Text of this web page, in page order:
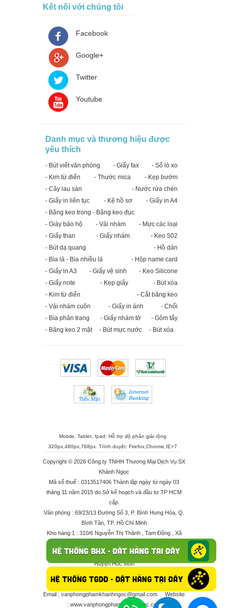
Kết nối với chúng tôi
Facebook
Google+
Twitter
Youtube
Danh mục và thương hiệu được
yêu thích
- Bút viết văn phòng - Giấy fax
- Sổ lò xo
- Kim từ điển
- Thước mica
- Kẹp bướm
- Cây lau sàn
- Nước rửa chén
- Giấy in liên tục
- Kệ hồ sơ
- Giấy in A4
- Băng keo trong - Băng keo đục
- Giày bảo hộ
- Vải nhám
- Mực các loại
- Giấy than
- Giấy nhám
- Keo 502
- Bút dạ quang
- Hồ dán
- Bìa lá - Bìa nhiều lá
- Hộp name card
- Giấy in A3
- Giấy vệ sinh
- Keo Silicone
- Giấy note
- Kẹp giấy
- Bút xóa
- Kim từ điển
- Cắt băng keo
- Vải nhám cuộn
- Giấy in ảnh
- Chổi
- Bìa phân trang
- Giấy nhám tờ
- Gôm tẩy
- Băng keo 2 mặt
- Bút mực nước - Bút xóa
Mobile, Tablet, Ipad: Hỗ trợ độ phân giải rộng
320px,480px,768px. Trình duyệt: Firefox Chrome IE>7
Copyright © 2026 Công ty TNHH Thương Mại Dịch Vụ SX
Khánh Ngọc
Mã số thuế : 0313517406 Thành lập ngày từ ngày 03
tháng 11 năm 2015 do Sở kế hoạch và đầu tư TP HCM
cấp.
Văn phòng : 69/23/13 Đường Số 3, P. Bình Hưng Hòa, Q.
Bình Tân, TP. Hồ Chí Minh
Kho hàng 1 : 310/6 Nguyễn Thị Thảnh , Tam Đông , Xã
Kho hàng 2 : 68/2X Ấp Đông 1 , Xã Thới Tam Thôn ,
Huyện Hóc Môn
Điện thoại : 028 625 66506 - 0909 682 189 - 082 7158
413 - 096 298 10 17 - 0961 208 617
Email : vanphongphamkhanhngoc@gmail.com
Website
: www.vanphongphamkhanhngoc.com